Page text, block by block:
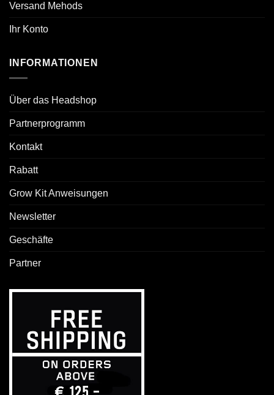
Versand Mehods
Ihr Konto
INFORMATIONEN
Über das Headshop
Partnerprogramm
Kontakt
Rabatt
Grow Kit Anweisungen
Newsletter
Geschäfte
Partner